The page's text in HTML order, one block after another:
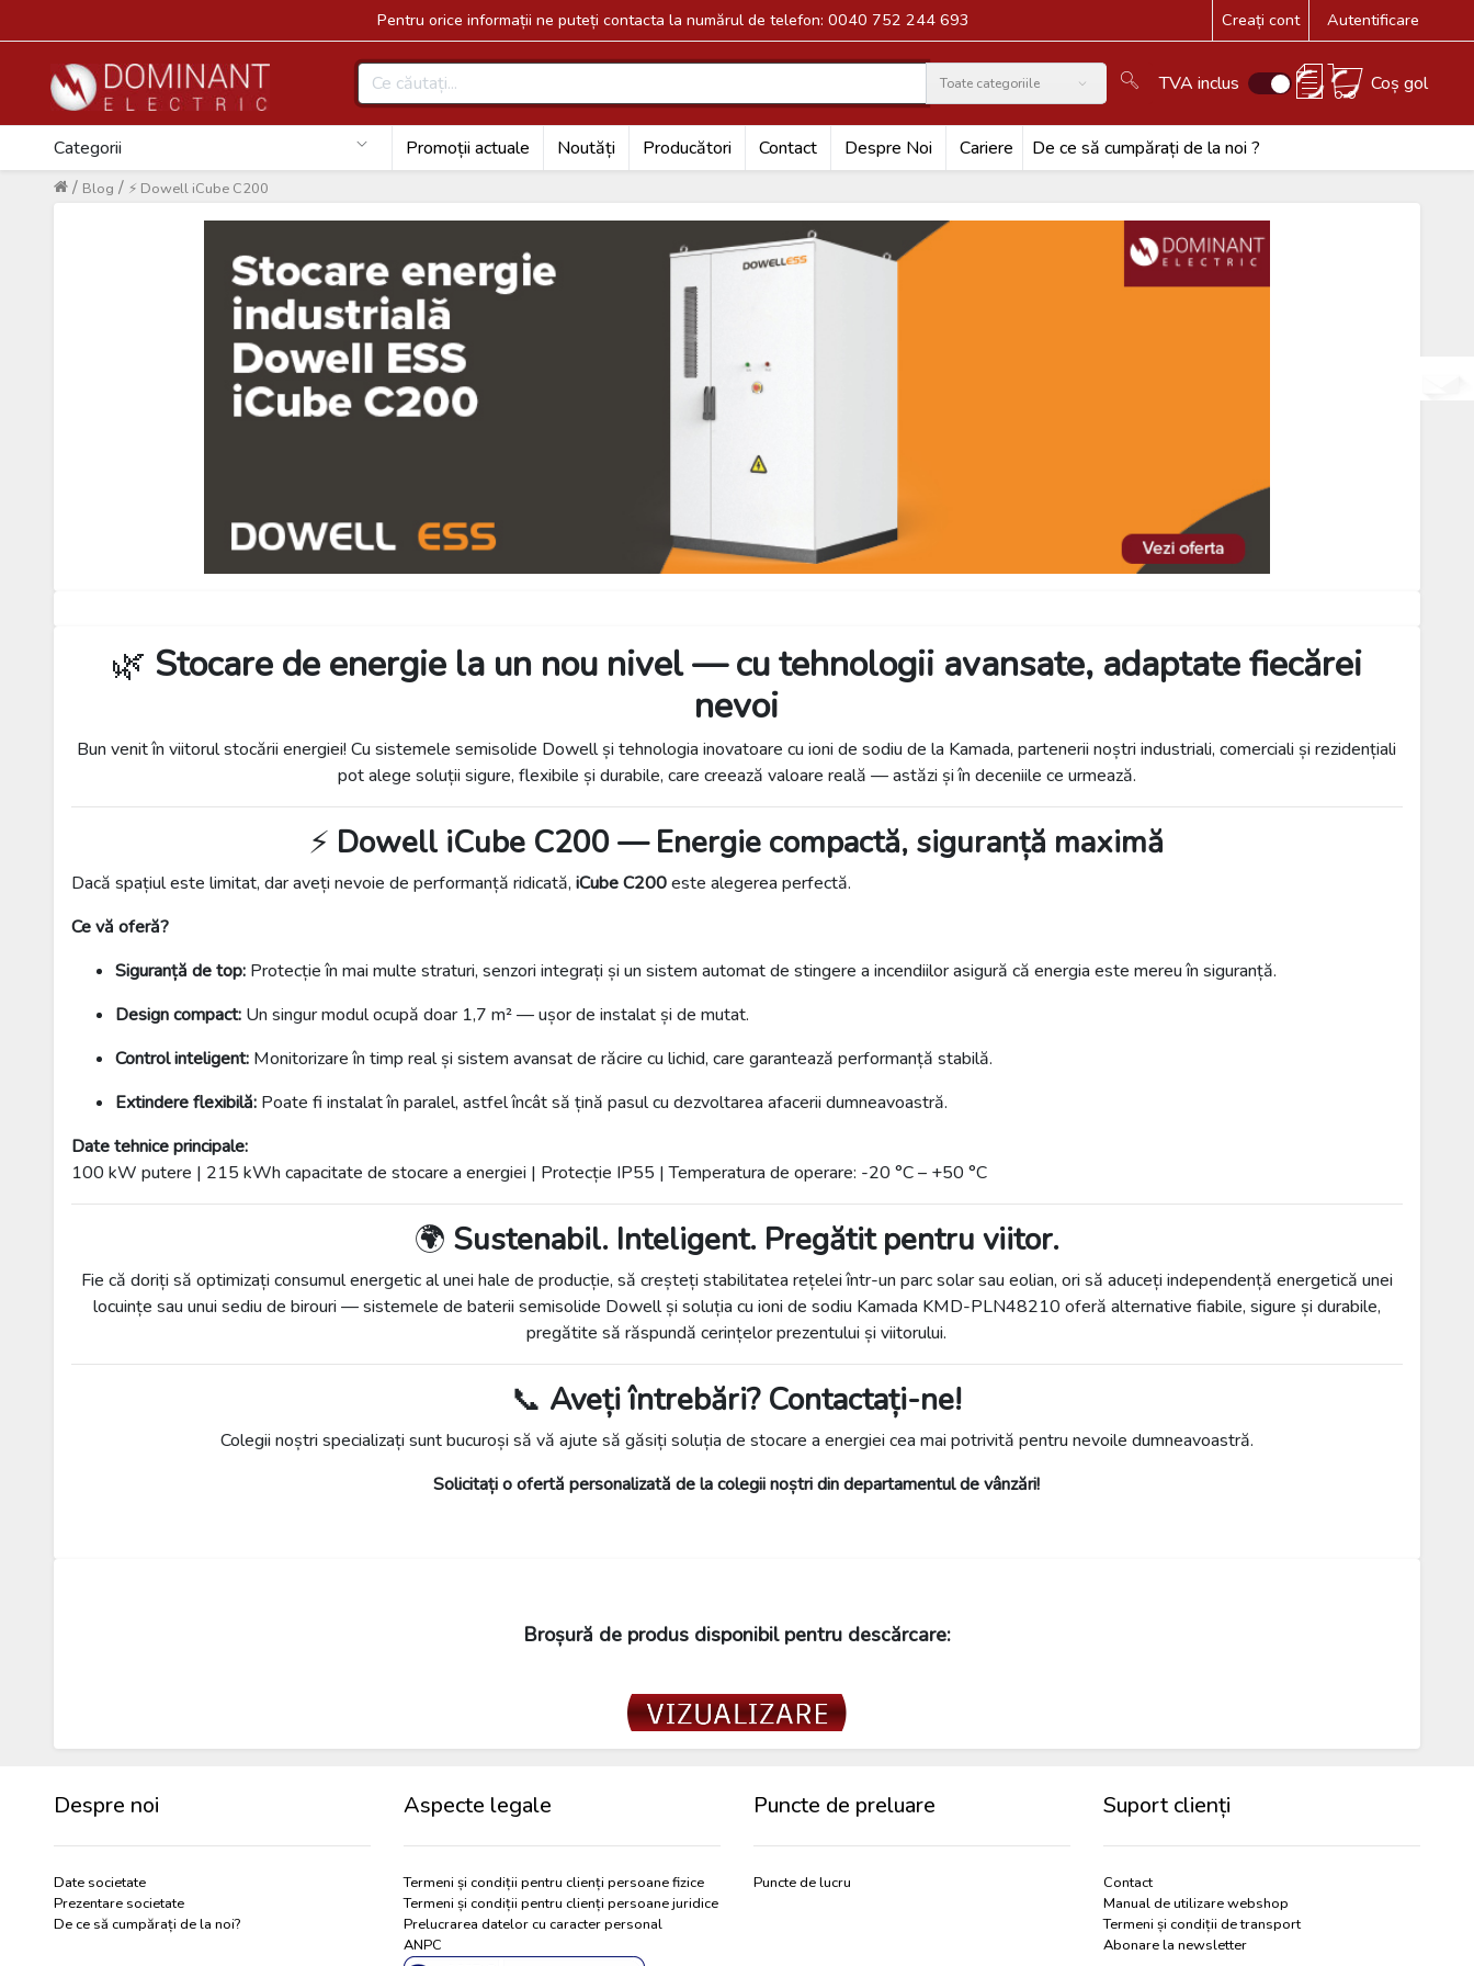
Pentru orice informații ne puteți contacta la numărul de telefon: 0040 752 244 693 Creați cont Autentificare
Toate categoriile
Search TVA inclus Coș gol
Categorii Promoții actuale Noutăți Producători Contact Despre Noi Cariere De ce să cumpărați de la noi ?
⚡ Dowell iCube C200
/
Blog
/
🌿 Stocare de energie la un nou nivel — cu tehnologii avansate, adaptate fiecărei
nevoi
Bun venit în viitorul stocării energiei! Cu sistemele semisolide Dowell și tehnologia inovatoare cu ioni de sodiu de la Kamada, partenerii noștri industriali, comerciali și rezidențiali
pot alege soluții sigure, flexibile și durabile, care creează valoare reală — astăzi și în deceniile ce urmează.
⚡ Dowell iCube C200 — Energie compactă, siguranță maximă
Dacă spațiul este limitat, dar aveți nevoie de performanță ridicată, iCube C200este alegerea perfectă.
Ce vă oferă?
Siguranță de top:Protecție în mai multe straturi, senzori integrați și un sistem automat de stingere a incendiilor asigură că energia este mereu în siguranță.
Design compact:Un singur modul ocupă doar 1,7 m² — ușor de instalat și de mutat.
Control inteligent:Monitorizare în timp real și sistem avansat de răcire cu lichid, care garantează performanță stabilă.
Extindere flexibilă:Poate fi instalat în paralel, astfel încât să țină pasul cu dezvoltarea afacerii dumneavoastră.
Date tehnice principale:
100 kW putere | 215 kWh capacitate de stocare a energiei | Protecție IP55 | Temperatura de operare: -20 °C – +50 °C
🌍 Sustenabil. Inteligent. Pregătit pentru viitor.
Fie că doriți să optimizați consumul energetic al unei hale de producție, să creșteți stabilitatea rețelei într-un parc solar sau eolian, ori să aduceți independență energetică unei
locuințe sau unui sediu de birouri — sistemele de baterii semisolide Dowell și soluția cu ioni de sodiu Kamada KMD-PLN48210 oferă alternative fiabile, sigure și durabile,
pregătite să răspundă cerințelor prezentului și viitorului.
📞 Aveți întrebări? Contactați-ne!
Colegii noștri specializați sunt bucuroși să vă ajute să găsiți soluția de stocare a energiei cea mai potrivită pentru nevoile dumneavoastră.
Solicitați o ofertă personalizată de la colegii noștri din departamentul de vânzări!
Broșură de produs disponibil pentru descărcare:
Despre noi
Date societate
Prezentare societate
De ce să cumpărați de la noi?
Aspecte legale
Termeni și condiții pentru clienți persoane fizice
Termeni și condiții pentru clienți persoane juridice
Prelucrarea datelor cu caracter personal
ANPC
Puncte de preluare
Puncte de lucru
Suport clienți
Contact
Manual de utilizare webshop
Termeni și condiții de transport
Abonare la newsletter